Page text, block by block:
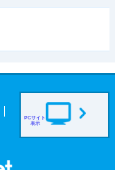
PCサイト
表示